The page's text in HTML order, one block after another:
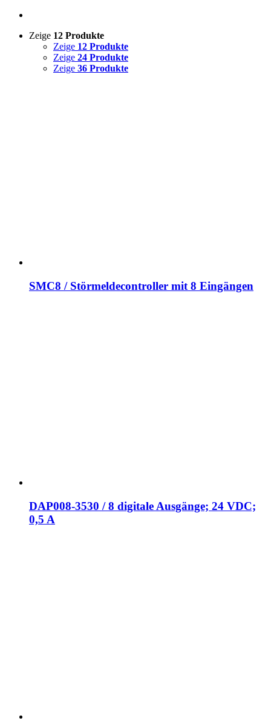
Zeige 12 Produkte
Zeige 12 Produkte
Zeige 24 Produkte
Zeige 36 Produkte
SMC8 / Störmeldecontroller mit 8 Eingängen
DAP008-3530 / 8 digitale Ausgänge; 24 VDC;
0,5 A